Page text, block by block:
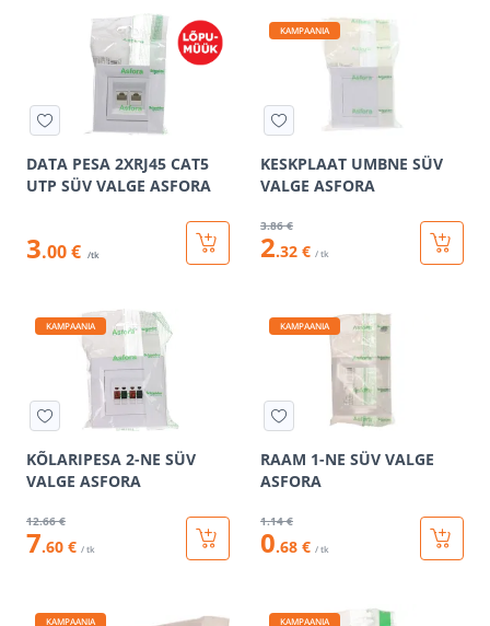
DATA PESA 2XRJ45 CAT5
UTP SÜV VALGE ASFORA
3.00 € /tk
KAMPAANIA
KESKPLAAT UMBNE SÜV
VALGE ASFORA
3.86 €
2.32 € / tk
KAMPAANIA
KÕLARIPESA 2-NE SÜV
VALGE ASFORA
12.66 €
7.60 € / tk
KAMPAANIA
RAAM 1-NE SÜV VALGE
ASFORA
1.14 €
0.68 € / tk
KAMPAANIA KAMPAANIA